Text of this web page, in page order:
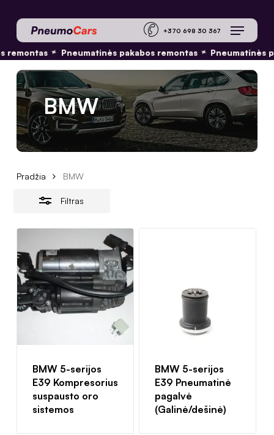
main
content
+370 698 30
Menu
remontas ✦ Pneumatinės pakabos remontas ✦ Pneumatinės
BMW
Pradžia BMW
Filtras
Close
Filters
BMW 5-serijos
E39 Kompresorius
suspausto oro
sistemos
BMW 5-serijos
E39 Pneumatinė
pagalvė
(Galinė/dešinė)